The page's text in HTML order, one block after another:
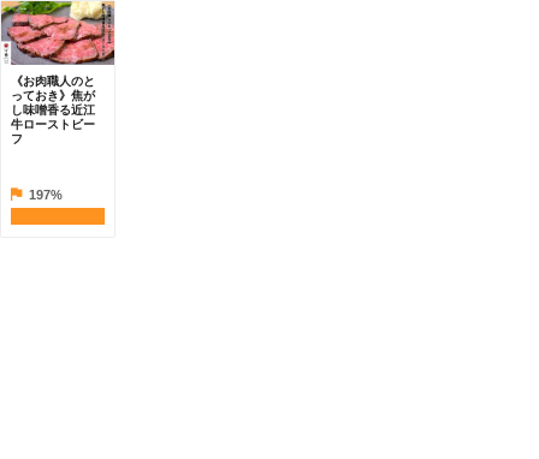
《お肉職人のと
っておき》焦が
し味噌香る近江
牛ローストビー
フ
197%